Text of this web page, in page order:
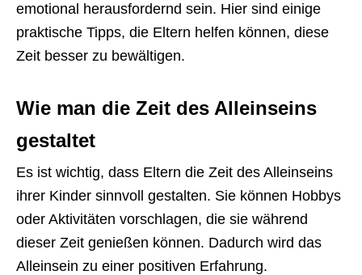
emotional herausfordernd sein. Hier sind einige
praktische Tipps, die Eltern helfen können, diese
Zeit besser zu bewältigen.
Wie man die Zeit des Alleinseins
gestaltet
Es ist wichtig, dass Eltern die Zeit des Alleinseins
ihrer Kinder sinnvoll gestalten. Sie können Hobbys
oder Aktivitäten vorschlagen, die sie während
dieser Zeit genießen können. Dadurch wird das
Alleinsein zu einer positiven Erfahrung.